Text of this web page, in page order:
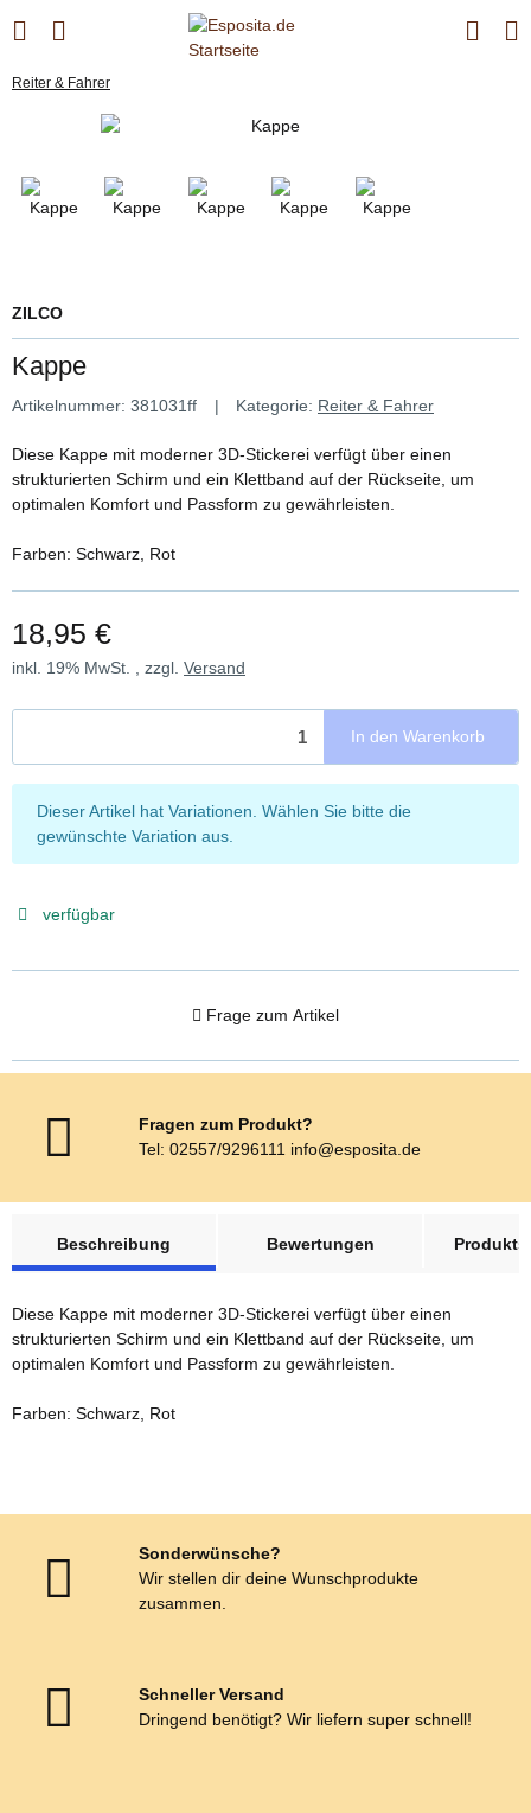
Reiter & Fahrer
ZILCO
Kappe
Artikelnummer: 381031ff Kategorie: Reiter & Fahrer
Diese Kappe mit moderner 3D-Stickerei verfügt über einen
strukturierten Schirm und ein Klettband auf der Rückseite, um
optimalen Komfort und Passform zu gewährleisten.
Farben: Schwarz, Rot
18,95 €
inkl. 19% MwSt. , zzgl. Versand
In den Warenkorb
x
Dieser Artikel hat Variationen. Wählen Sie bitte die
gewünschte Variation aus.
verfügbar
Frage zum Artikel
Fragen zum Produkt?
Tel: 02557/9296111 info@esposita.de
Beschreibung
Bewertungen
Diese Kappe mit moderner 3D-Stickerei verfügt über einen
strukturierten Schirm und ein Klettband auf der Rückseite, um
optimalen Komfort und Passform zu gewährleisten.
Farben: Schwarz, Rot
Sonderwünsche?
Wir stellen dir deine Wunschprodukte
zusammen.
Schneller Versand
Dringend benötigt? Wir liefern super schnell!